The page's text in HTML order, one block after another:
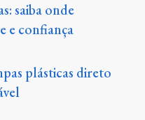
saiba onde
e confiança
plásticas direto